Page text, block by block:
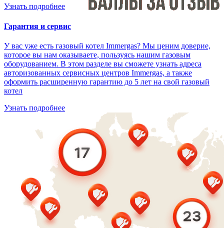
Узнать подробнее
Гарантия и сервис
У вас уже есть газовый котел Immergas? Мы ценим доверие,
которое вы нам оказываете, пользуясь нашим газовым
оборудованием. В этом разделе вы сможете узнать адреса
авторизованных сервисных центров Immergas, а также
оформить расширенную гарантию до 5 лет на свой газовый
котел
Узнать подробнее